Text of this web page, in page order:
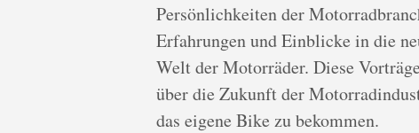
Persönlichkeiten der
Erfahrungen und Einblicke in die
Welt der Motorräder. Diese
über die Zukunft der
das eigene Bike zu bekommen.